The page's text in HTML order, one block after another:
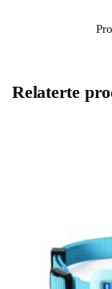
Relaterte